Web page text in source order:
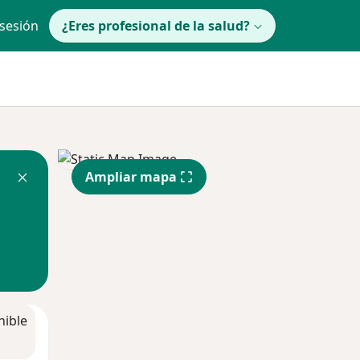
¿Eres profesional de la salud?
Ampliar mapa